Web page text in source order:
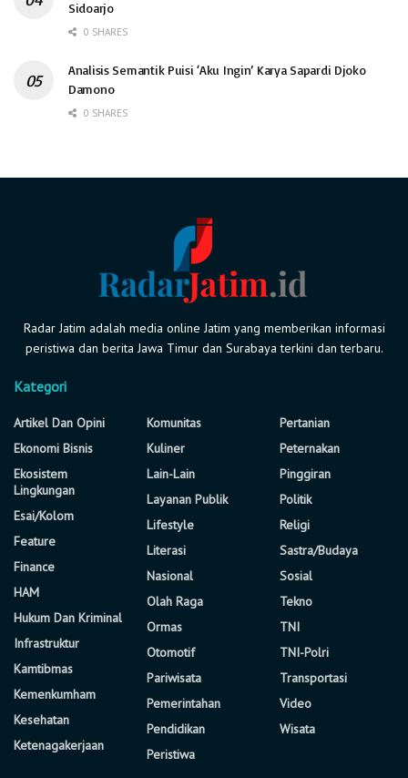
Sidoarjo
0 SHARES
Analisis Semantik Puisi ‘Aku Ingin’ Karya Sapardi Djoko
Damono
0 SHARES
Radar Jatim adalah media online Jatim yang memberikan informasi
peristiwa dan berita Jawa Timur dan Surabaya terkini dan terbaru.
Kategori
Artikel Dan Opini
Ekonomi Bisnis
Ekosistem
Lingkungan
Esai/Kolom
Feature
Finance
HAM
Hukum Dan Kriminal
Infrastruktur
Kamtibmas
Kemenkumham
Kesehatan
Ketenagakerjaan
Komunitas
Kuliner
Lain-Lain
Layanan Publik
Lifestyle
Literasi
Nasional
Olah Raga
Ormas
Otomotif
Pariwisata
Pemerintahan
Pendidikan
Peristiwa
Pertanian
Peternakan
Pinggiran
Politik
Religi
Sastra/Budaya
Sosial
Tekno
TNI
TNI-Polri
Transportasi
Video
Wisata